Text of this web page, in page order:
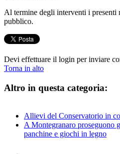
Al termine degli interventi i presenti
pubblico.
Devi effettuare il login per inviare
Torna in alto
Altro in questa categoria:
Allievi del Conservatorio in
A Montegranaro proseguono
panchine e giochi in legno